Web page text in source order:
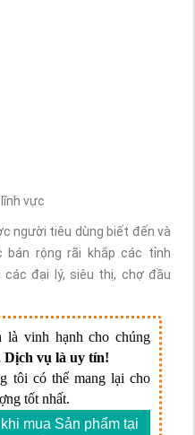
vực
người tiêu dùng biết đến và
rộng rãi khắp các tỉnh
đại lý, siêu thị, chợ đầu
là vinh hạnh cho chúng
Dịch vụ là uy tín!
tôi có thể mang lại cho
tốt nhất.
mua Sản phẩm tại